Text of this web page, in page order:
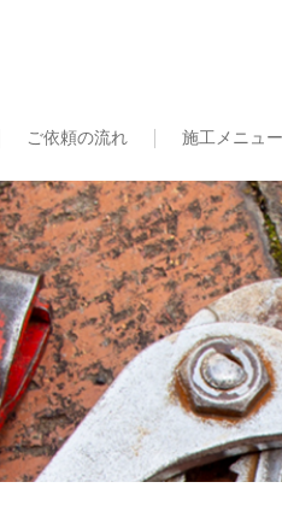
ご依頼の流れ 施工メニュー